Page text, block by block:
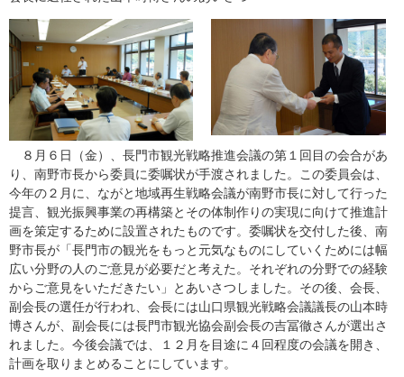
８月６日（金）、長門市観光戦略推進会議の第１回目の会合があ
り、南野市長から委員に委嘱状が手渡されました。この委員会は、
今年の２月に、ながと地域再生戦略会議が南野市長に対して行った
提言、観光振興事業の再構築とその体制作りの実現に向けて推進計
画を策定するために設置されたものです。委嘱状を交付した後、南
野市長が「長門市の観光をもっと元気なものにしていくためには幅
広い分野の人のご意見が必要だと考えた。それぞれの分野での経験
からご意見をいただきたい」とあいさつしました。その後、会長、
副会長の選任が行われ、会長には山口県観光戦略会議議長の山本時
博さんが、副会長には長門市観光協会副会長の吉冨徹さんが選出さ
れました。今後会議では、１２月を目途に４回程度の会議を開き、
計画を取りまとめることにしています。